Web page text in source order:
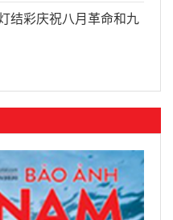
结彩庆祝八月革命和九